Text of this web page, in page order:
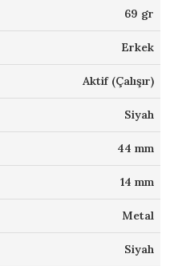
69 gr
Erkek
Aktif (Çalışır)
Siyah
44 mm
14 mm
Metal
Siyah